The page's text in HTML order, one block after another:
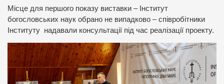
Місце для першого показу виставки – Інститут
богословських наук обрано не випадково – співробітники
Інституту надавали консультації під час реалізації проекту.